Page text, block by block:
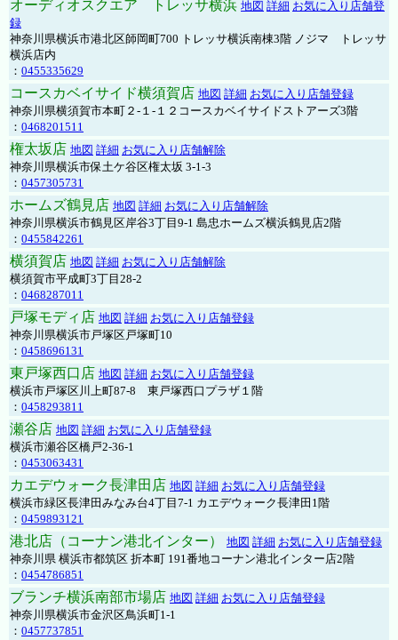
オーディオスクエア トレッサ横浜 地図 詳細 お気に入り店舗登
録
神奈川県横浜市港北区師岡町700 トレッサ横浜南棟3階 ノジマ トレッサ
横浜店内
： 0455335629
コースカベイサイド横須賀店 地図 詳細 お気に入り店舗登録
神奈川県横須賀市本町２-１-１２コースカベイサイドストアーズ3階
： 0468201511
権太坂店 地図 詳細 お気に入り店舗解除
神奈川県横浜市保土ケ谷区権太坂 3-1-3
： 0457305731
ホームズ鶴見店 地図 詳細 お気に入り店舗解除
神奈川県横浜市鶴見区岸谷3丁目9-1 島忠ホームズ横浜鶴見店2階
： 0455842261
横須賀店 地図 詳細 お気に入り店舗解除
横須賀市平成町3丁目28-2
： 0468287011
戸塚モディ店 地図 詳細 お気に入り店舗登録
神奈川県横浜市戸塚区戸塚町10
： 0458696131
東戸塚西口店 地図 詳細 お気に入り店舗登録
横浜市戸塚区川上町87-8 東戸塚西口プラザ１階
： 0458293811
瀬谷店 地図 詳細 お気に入り店舗登録
横浜市瀬谷区橋戸2-36-1
： 0453063431
カエデウォーク長津田店 地図 詳細 お気に入り店舗登録
横浜市緑区長津田みなみ台4丁目7-1 カエデウォーク長津田1階
： 0459893121
港北店（コーナン港北インター） 地図 詳細 お気に入り店舗登録
神奈川県 横浜市都筑区 折本町 191番地コーナン港北インター店2階
： 0454786851
ブランチ横浜南部市場店 地図 詳細 お気に入り店舗登録
神奈川県横浜市金沢区鳥浜町1-1
： 0457737851